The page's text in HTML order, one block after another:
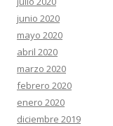
junio 2020
mayo 2020
abril 2020
marzo 2020
febrero 2020
enero 2020
diciembre 2019